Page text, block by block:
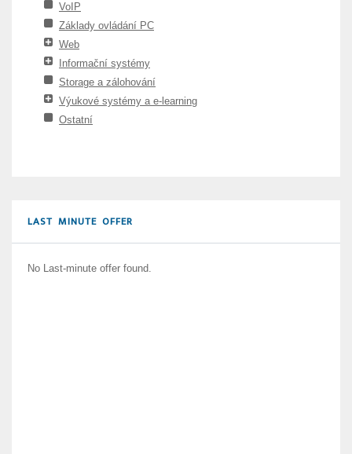
VoIP
Základy ovládání PC
Web
Informační systémy
Storage a zálohování
Výukové systémy a e-learning
Ostatní
LAST MINUTE OFFER
No Last-minute offer found.